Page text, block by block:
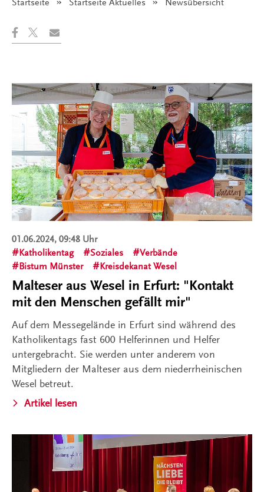
Startseite Startseite Aktuelles Angezeigt:
Newsübersicht
01.06.2024, 09:48 Uhr
Katholikentag
Soziales
Verbände
Bistum Münster
Kreisdekanat Wesel
Malteser aus Wesel in Erfurt: "Kontakt
mit den Menschen gefällt mir"
Auf dem Messegelände in Erfurt sind während des
Katholikentags fast 600 Helferinnen und Helfer
untergebracht. Sie werden unter anderem von
Mitgliedern der Malteser aus dem niederrheinischen
Wesel betreut.
Artikel lesen